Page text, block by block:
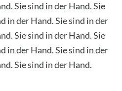
Sie sind in der Hand. Sie
in der Hand. Sie sind in der
Sie sind in der Hand. Sie
in der Hand. Sie sind in der
Sie sind in der Hand.